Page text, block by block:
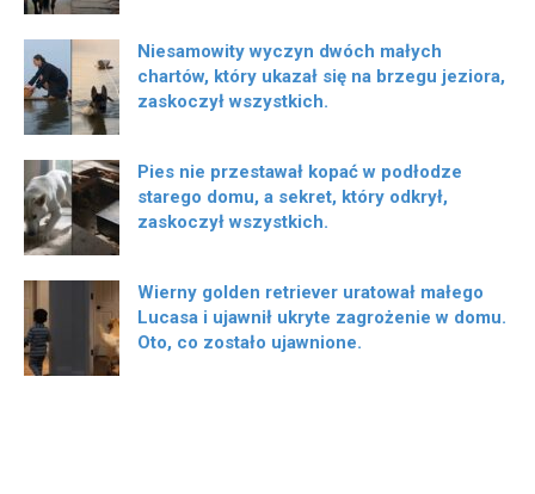
Niesamowity wyczyn dwóch małych
chartów, który ukazał się na brzegu jeziora,
zaskoczył wszystkich.
Pies nie przestawał kopać w podłodze
starego domu, a sekret, który odkrył,
zaskoczył wszystkich.
Wierny golden retriever uratował małego
Lucasa i ujawnił ukryte zagrożenie w domu.
Oto, co zostało ujawnione.